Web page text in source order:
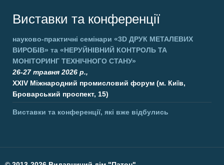
Виставки та конференції
науково-практичні семінари «3D ДРУК МЕТАЛЕВИХ
ВИРОБІВ» та «НЕРУЙНІВНИЙ КОНТРОЛЬ ТА
МОНІТОРИНГ ТЕХНІЧНОГО СТАНУ»
26-27 травня 2026 р.,
XXIV Міжнародний промисловий форум (м. Київ,
Броварський проспект, 15)
Виставки та конференції, які вже відбулись